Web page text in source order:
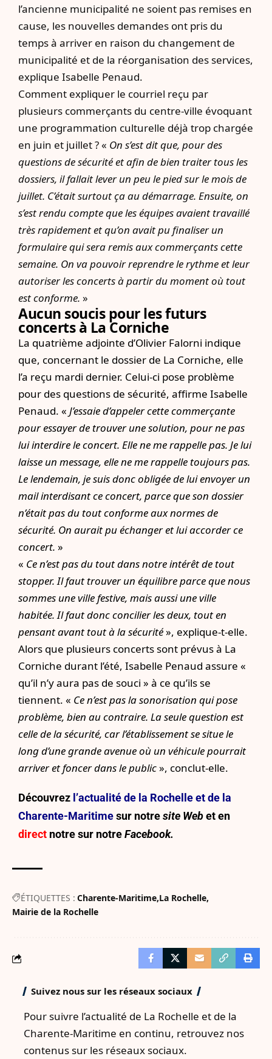
l’ancienne municipalité ne soient pas remises en
cause, les nouvelles demandes ont pris du
temps à arriver en raison du changement de
municipalité et de la réorganisation des services,
explique Isabelle Penaud.
Comment expliquer le courriel reçu par
plusieurs commerçants du centre-ville évoquant
une programmation culturelle déjà trop chargée
en juin et juillet ? « On s’est dit que, pour des
questions de sécurité et afin de bien traiter tous les
dossiers, il fallait lever un peu le pied sur le mois de
juillet. C’était surtout ça au démarrage. Ensuite, on
s’est rendu compte que les équipes avaient travaillé
très rapidement et qu’on avait pu finaliser un
formulaire qui sera remis aux commerçants cette
semaine. On va pouvoir reprendre le rythme et leur
autoriser les concerts à partir du moment où tout
est conforme. »
Aucun soucis pour les futurs
concerts à La Corniche
La quatrième adjointe d’Olivier Falorni indique
que, concernant le dossier de La Corniche, elle
l’a reçu mardi dernier. Celui-ci pose problème
pour des questions de sécurité, affirme Isabelle
Penaud. « J’essaie d’appeler cette commerçante
pour essayer de trouver une solution, pour ne pas
lui interdire le concert. Elle ne me rappelle pas. Je lui
laisse un message, elle ne me rappelle toujours pas.
Le lendemain, je suis donc obligée de lui envoyer un
mail interdisant ce concert, parce que son dossier
n’était pas du tout conforme aux normes de
sécurité. On aurait pu échanger et lui accorder ce
concert. »
« Ce n’est pas du tout dans notre intérêt de tout
stopper. Il faut trouver un équilibre parce que nous
sommes une ville festive, mais aussi une ville
habitée. Il faut donc concilier les deux, tout en
pensant avant tout à la sécurité», explique-t-elle.
Alors que plusieurs concerts sont prévus à La
Corniche durant l’été, Isabelle Penaud assure «
qu’il n’y aura pas de souci » à ce qu’ils se
tiennent. « Ce n’est pas la sonorisation qui pose
problème, bien au contraire. La seule question est
celle de la sécurité, car l’établissement se situe le
long d’une grande avenue où un véhicule pourrait
arriver et foncer dans le public», conclut-elle.
Découvrez l’actualité de la Rochelle et de la
Charente-Maritimesur notresite Webet en
direct notre sur notreFacebook.
ÉTIQUETTES : Charente-Maritime La Rochelle
Mairie de la Rochelle
Suivez nous sur les réseaux sociaux
Pour suivre l’actualité de La Rochelle et de la
Charente-Maritime en continu, retrouvez nos
contenus sur les réseaux sociaux.